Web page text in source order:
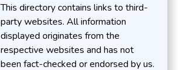
This directory contains links to third-
party websites. All information
displayed originates from the
respective websites and has not
been fact-checked or endorsed by us.